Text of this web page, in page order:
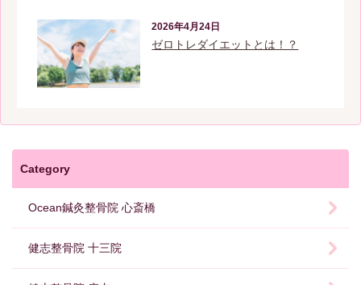
2026年4月24日
ゼロトレダイエットとは！？
Category
Ocean鍼灸整骨院 心斎橋
健志整骨院 十三院